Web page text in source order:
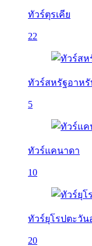
ทัวร์ตุรเคีย
22
ทัวร์สหรัฐอาหรั
5
ทัวร์แคนาดา
10
ทัวร์ยุโรปตะวัน
20